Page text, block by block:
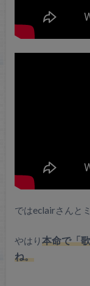
ではeclairさんと
やはり 本命で「
ね。